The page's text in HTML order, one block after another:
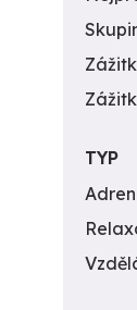
TYP